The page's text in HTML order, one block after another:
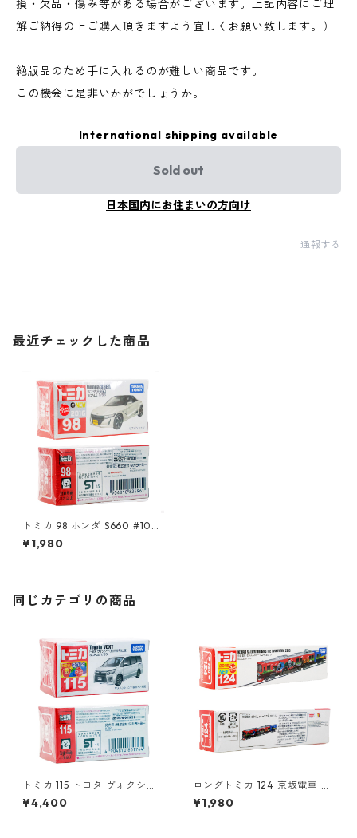
損・欠品・傷み等がある場合がございます。上記内容にご理
解ご納得の上ご購入頂きますよう宜しくお願い致します。）
絶版品のため手に入れるのが難しい商品です。
この機会に是非いかがでしょうか。
International shipping available
Sold out
日本国内にお住まいの方向け
通報する
最近チェックした商品
トミカ 98 ホンダ S660 #1082
4961
¥1,980
同じカテゴリの商品
トミカ 115 トヨタ ヴォクシー
（初回特別仕様）#10801764
¥4,400
ロングトミカ 124 京坂電車 き
かんしゃトーマス号 2015 #10
824923
¥1,980